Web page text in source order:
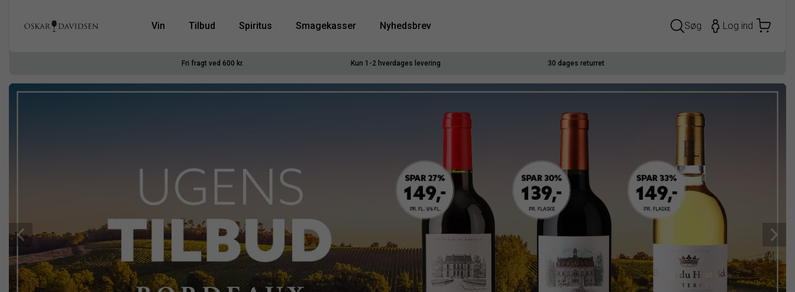
Vin Tilbud Spiritus Smagekasser Nyhedsbrev Søg Log ind
Fri fragt ved 600 kr. Kun 1-2 hverdages levering 30 dages returret